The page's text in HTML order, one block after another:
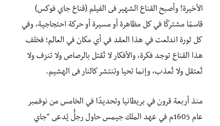
الأخيرة! وأصبح القناع الشهير فى الفيلم (قناع جاي فوكس)
قاسمًا مشتركًا في كل مظاهرة أو مسيرة أو حركة احتجاجية، وفي
كل ثورة اندلعت في هذا العقد في أي مكان في العالم؛ فخلف
هذا القناع توجد فكرة، والأفكار لا تُقتل بالرصاص ولا تنزف ولا
تُعتقل ولا تُعذب، وإنما تحيا وتنتشر كالنار فى الهشيم.
منذ أربعة قرون في بريطانيا وتحديدًا في الخامس من نوفمبر
عام 1605م في عهد الملك جيمس حاول رجلُُ يُدعى “جاي